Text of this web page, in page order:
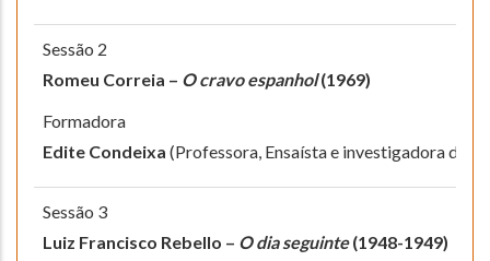
Sessão 2
Romeu Correia – O cravo espanhol(1969)
Formadora
Edite Condeixa (Professora, Ensaísta e investigadora da
Sessão 3
Luiz Francisco Rebello – O dia seguinte(1948-1949)